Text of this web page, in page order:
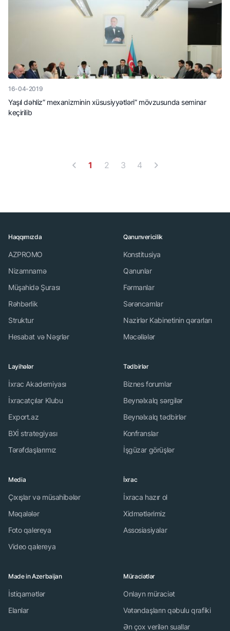
16-04-2019
Yaşıl dəhliz” mexanizminin xüsusiyyətləri” mövzusunda seminar
keçirilib
1 2 3 4
Haqqımızda
AZPROMO
Nizamnamə
Müşahidə Şurası
Rəhbərlik
Struktur
Hesabat və Nəşrlər
Qanunvericilik
Konstitusiya
Qanunlar
Fərmanlar
Sərəncamlar
Nazirlər Kabinetinin qərarları
Məcəllələr
Layihələr
İxrac Akademiyası
İxracatçılar Klubu
Export.az
BXİ strategiyası
Tərəfdaşlarımız
Tədbirlər
Biznes forumlar
Beynəlxalq sərgilər
Beynəlxalq tədbirlər
Konfranslar
İşgüzar görüşlər
Media
Çıxışlar və müsahibələr
Məqalələr
Foto qalereya
Video qalereya
İxrac
İxraca hazır ol
Xidmətlərimiz
Assosiasiyalar
Made in Azerbaijan
İstiqamətlər
Elanlar
Müraciətlər
Onlayn müraciət
Vətəndaşların qəbulu qrafiki
Ən çox verilən suallar